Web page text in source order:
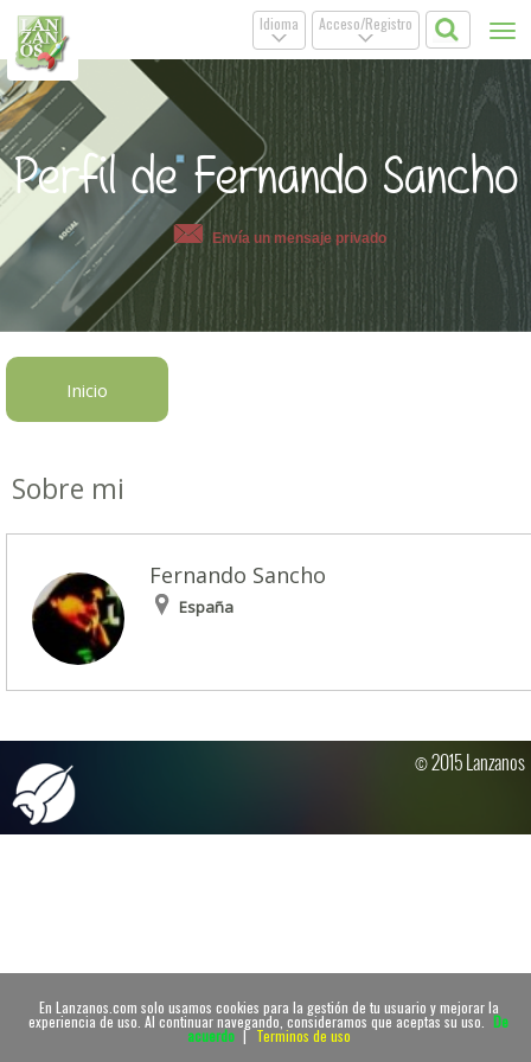
En Lanzanos.com solo usamos cookies para la gestión de tu usuario y mejorar la
experiencia de uso. Al continuar navegando, consideramos que aceptas su uso. De
acuerdo | Terminos de uso
Acceso/Registro
.
Idioma
.
Perfil de Fernando Sancho
Envía un mensaje privado
Inicio
Sobre mi
Fernando Sancho
España
© 2015 Lanzanos